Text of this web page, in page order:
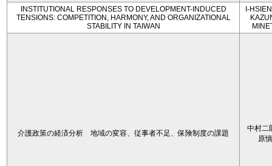
INSTITUTIONAL RESPONSES TO DEVELOPMENT-INDUCED
TENSIONS: COMPETITION, HARMONY, AND ORGANIZATIONAL
STABILITY IN TAIWAN
I-
介護政策の経済分析 地域の変容、従事者不足、保険制度の課題
中村二
原